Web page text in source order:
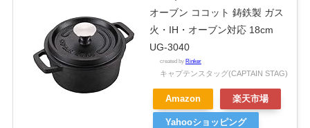
オーブン ココット 鋳鉄製 ガス
火・IH・オーブン対応 18cm
UG-3040
created by Rinker
キャプテンスタッグ(CAPTAIN STAG)
Amazon 楽天市場
Yahooショッピング